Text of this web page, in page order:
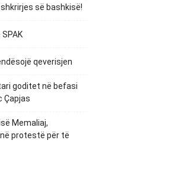
së bashkisë!
qeverisjen
goditet në befasi
Çapjas
Memaliaj,
protestë për të